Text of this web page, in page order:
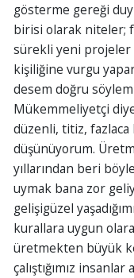
gösterme gereği
birisi olarak niteler;
sürekli yeni projeler
kişiliğine vurgu
desem doğru
Mükemmeliyetçi
düzenli, titiz,
düşünüyorum.
yıllarından beri
uymak bana zor
gelişigüzel
kurallara uygun
üretmekten büyük
çalıştığımız